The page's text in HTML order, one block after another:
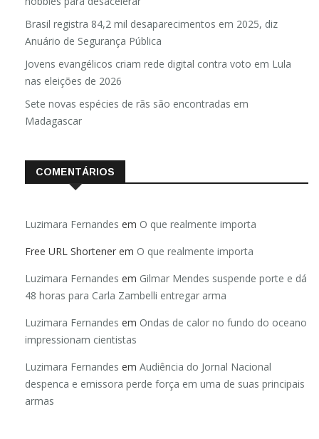
Brasil registra 84,2 mil desaparecimentos em 2025, diz
Anuário de Segurança Pública
Jovens evangélicos criam rede digital contra voto em Lula
nas eleições de 2026
Sete novas espécies de rãs são encontradas em
Madagascar
COMENTÁRIOS
Luzimara Fernandes em O que realmente importa
Free URL Shortener em O que realmente importa
Luzimara Fernandes em Gilmar Mendes suspende porte e dá
48 horas para Carla Zambelli entregar arma
Luzimara Fernandes em Ondas de calor no fundo do oceano
impressionam cientistas
Luzimara Fernandes em Audiência do Jornal Nacional
despenca e emissora perde força em uma de suas principais
armas